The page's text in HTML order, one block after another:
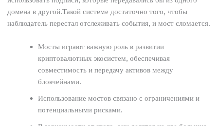
домена в другой.Такой системе достаточно того, чтобы
наблюдатель перестал отслеживать события, и мост сломается.
Мосты играют важную роль в развитии
криптовалютных экосистем, обеспечивая
совместимость и передачу активов между
блокчейнами.
Использование мостов связано с ограничениями и
потенциальными рисками.